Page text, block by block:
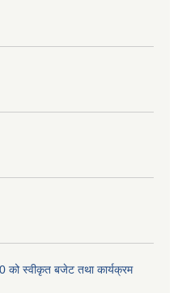
को स्वीकृत बजेट तथा कार्यक्रम